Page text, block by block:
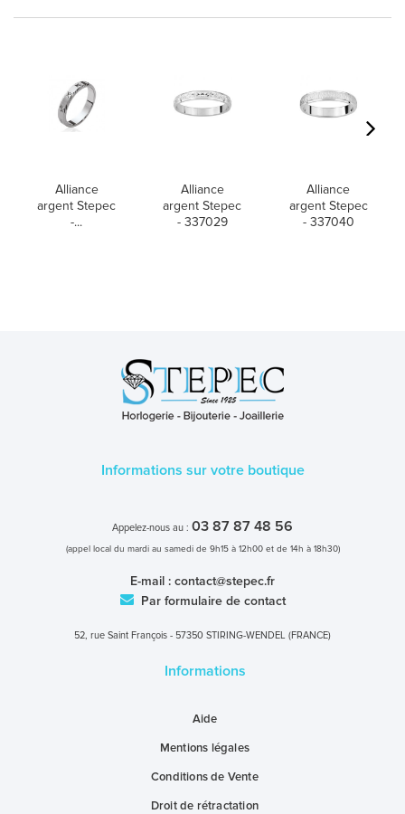
Alliance
argent Stepec
-...
Alliance
argent Stepec
- 337029
Alliance
argent Stepec
- 337040
Informations sur votre boutique
Appelez-nous au : 03 87 87 48 56
(appel local du mardi au samedi de 9h15 à 12h00 et de 14h à 18h30)
E-mail : contact@stepec.fr
Par formulaire de contact
52, rue Saint François - 57350 STIRING-WENDEL (FRANCE)
Informations
Aide
Mentions légales
Conditions de Vente
Droit de rétractation